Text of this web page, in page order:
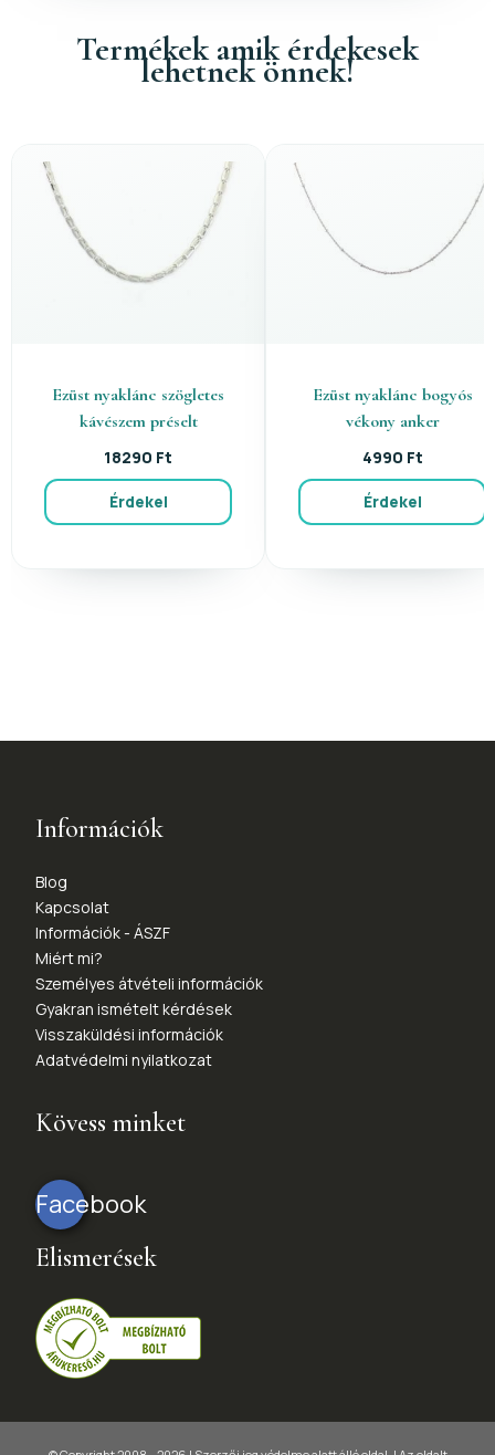
Termékek amik érdekesek
lehetnek önnek!
Ezüst nyaklánc szögletes
kávészem préselt
18290 Ft
Érdekel
Ezüst nyaklánc bogyós
vékony anker
4990 Ft
Érdekel
Információk
Blog
Kapcsolat
Információk - ÁSZF
Miért mi?
Személyes átvételi információk
Gyakran ismételt kérdések
Visszaküldési információk
Adatvédelmi nyilatkozat
Kövess minket
Facebook
Elismerések